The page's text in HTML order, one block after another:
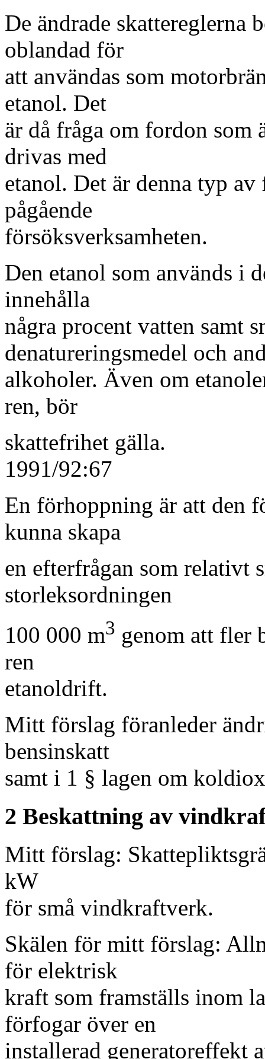
De ändrade skattereglerna
oblandad för
att användas som
etanol. Det
är då fråga om fordon som
drivas med
etanol. Det är denna typ
pågående
försöksverksamheten.
Den etanol som används i
innehålla
några procent vatten samt
denatureringsmedel och
alkoholer. Även om
ren, bör
1991/92:67
En förhoppning är att den
kunna skapa
en efterfrågan som relativt
storleksordningen
100 000 m3 genom att fler
ren
etanoldrift.
Mitt förslag föranleder
bensinskatt
samt i 1 § lagen om
2 Beskattning av
Mitt förslag:
kW
för små vindkraftverk.
Skälen för mitt förslag:
för elektrisk
kraft som framställs inom
förfogar över en
installerad generatoreffekt